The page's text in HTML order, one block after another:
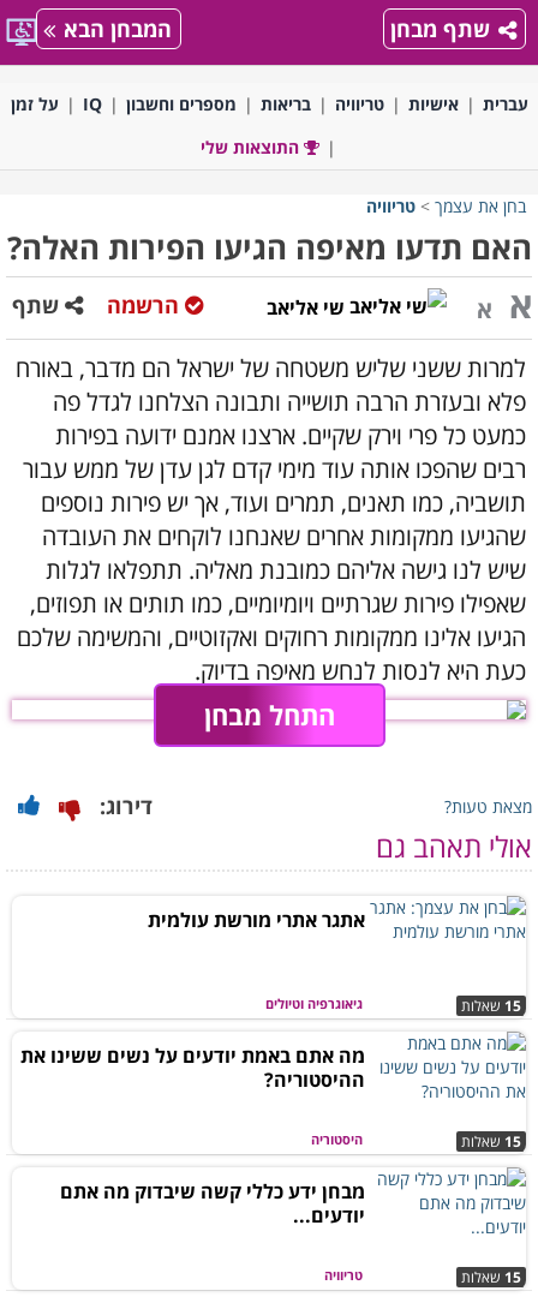
שתף מבחן המבחן הבא
עברית אישיות טריוויה בריאות מספרים וחשבון IQ
על זמן
התוצאות שלי
בחן את עצמך > טריוויה
האם תדעו מאיפה הגיעו הפירות האלה?
א א שי אליאב שתף הרשמה
למרות ששני שליש משטחה של ישראל הם מדבר, באורח
פלא ובעזרת הרבה תושייה ותבונה הצלחנו לגדל פה
כמעט כל פרי וירק שקיים. ארצנו אמנם ידועה בפירות
רבים שהפכו אותה עוד מימי קדם לגן עדן של ממש עבור
תושביה, כמו תאנים, תמרים ועוד, אך יש פירות נוספים
שהגיעו ממקומות אחרים שאנחנו לוקחים את העובדה
שיש לנו גישה אליהם כמובנת מאליה. תתפלאו לגלות
שאפילו פירות שגרתיים ויומיומיים, כמו תותים או תפוזים,
הגיעו אלינו ממקומות רחוקים ואקזוטיים, והמשימה שלכם
כעת היא לנסות לנחש מאיפה בדיוק.
התחל מבחן
מצאת טעות? דירוג:
אולי תאהב גם
גיאוגרפיה וטיולים 15 שאלות
אתגר אתרי מורשת עולמית
היסטוריה 15 שאלות
מה אתם באמת יודעים על נשים ששינו את
ההיסטוריה?
טריוויה 15 שאלות
מבחן ידע כללי קשה שיבדוק מה אתם
יודעים...